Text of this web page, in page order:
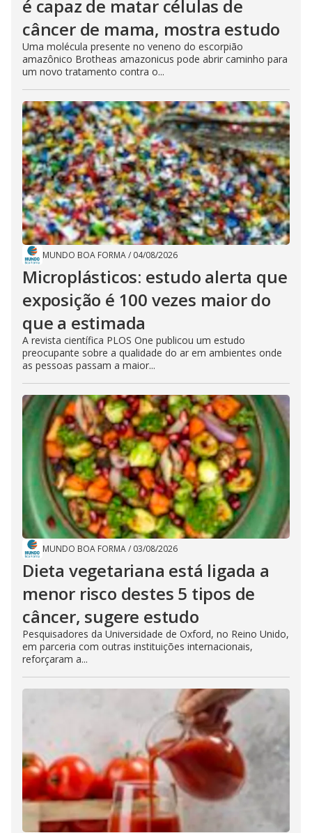
é capaz de matar células de
câncer de mama, mostra estudo
Uma molécula presente no veneno do escorpião
amazônico Brotheas amazonicus pode abrir caminho para
um novo tratamento contra o...
MUNDO BOA FORMA/ 04/08/2026
Microplásticos: estudo alerta que
exposição é 100 vezes maior do
que a estimada
A revista científica PLOS One publicou um estudo
preocupante sobre a qualidade do ar em ambientes onde
as pessoas passam a maior...
MUNDO BOA FORMA/ 03/08/2026
Dieta vegetariana está ligada a
menor risco destes 5 tipos de
câncer, sugere estudo
Pesquisadores da Universidade de Oxford, no Reino Unido,
em parceria com outras instituições internacionais,
reforçaram a...